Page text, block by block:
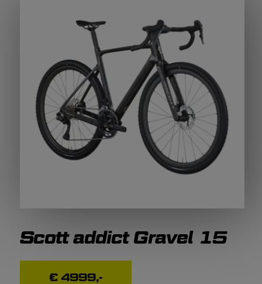
Scott addict Gravel 15
€ 4999,-